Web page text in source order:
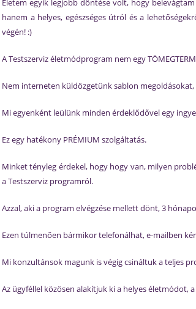
Életem egyik legjobb döntése volt, hogy
hanem a helyes, egészséges útról és a
végén! :)
A Testszerviz életmódprogram nem egy
Nem interneten küldözgetünk sablon
Mi egyenként leülünk minden érdeklődővel egy
Ez egy hatékony PRÉMIUM szolgáltatás.
Minket tényleg érdekel, hogy hogy van, milyen
a Testszerviz programról.
Azzal, aki a program elvégzése mellett dönt, 3
Ezen túlmenően bármikor telefonálhat, e-mailben
Mi konzultánsok magunk is végig csináltuk a teljes
Az ügyféllel közösen alakítjuk ki a helyes életmódot,